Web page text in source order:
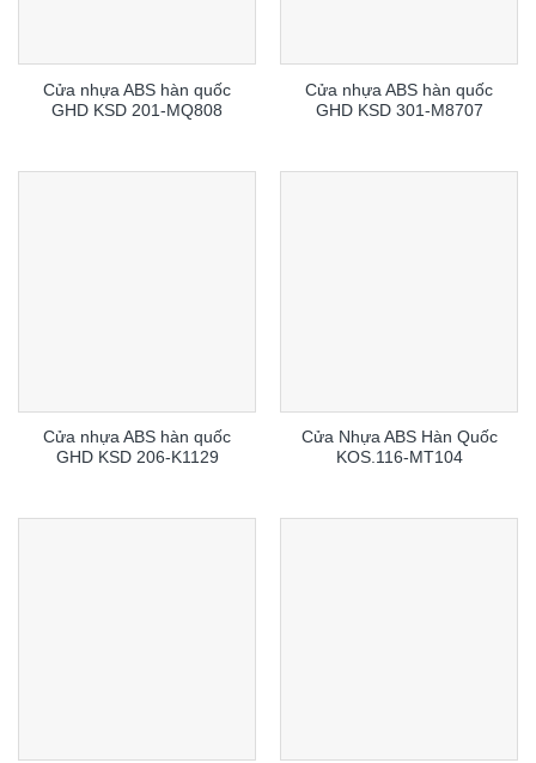
Cửa nhựa ABS hàn quốc
GHD KSD 201-MQ808
Cửa nhựa ABS hàn quốc
GHD KSD 301-M8707
Cửa nhựa ABS hàn quốc
GHD KSD 206-K1129
Cửa Nhựa ABS Hàn Quốc
KOS.116-MT104